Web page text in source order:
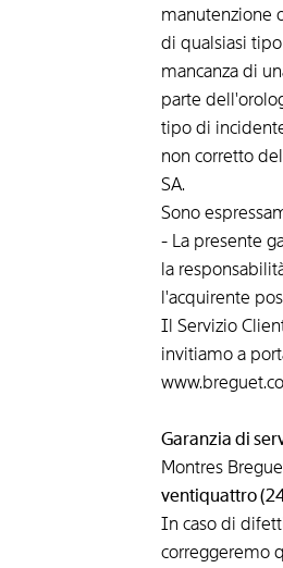
manutenzione
di qualsiasi
mancanza di
parte
tipo di
non corretto
SA.
Sono
- La presente
la
l'acquirente
Il Servizio
invitiamo a
Garanzia di
Montres
ventiquattro
In caso di
correggeremo